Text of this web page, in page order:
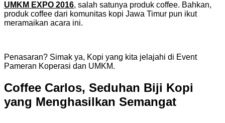
UMKM EXPO 2016, salah satunya produk coffee. Bahkan,
produk coffee dari komunitas kopi Jawa Timur pun ikut
meramaikan acara ini.
Penasaran? Simak ya, Kopi yang kita jelajahi di Event
Pameran Koperasi dan UMKM.
Coffee Carlos, Seduhan Biji Kopi
yang Menghasilkan Semangat